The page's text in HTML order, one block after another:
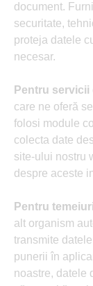
document.
securitate,
proteja datele
necesar.
Pentru servicii
care ne oferă
folosi module
colecta date
site-ului nostru
despre aceste
Pentru
alt organism
transmite
punerii în
noastre, datele